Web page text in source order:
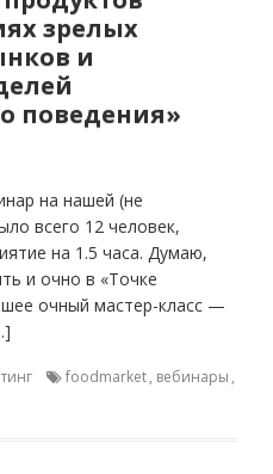
зрелых
и
поведения»
на нашей (не
всего 12 человек,
на 1.5 часа. Думаю,
и очно в «Точке
очный мастер-класс —
foodmarket, вебинары ,